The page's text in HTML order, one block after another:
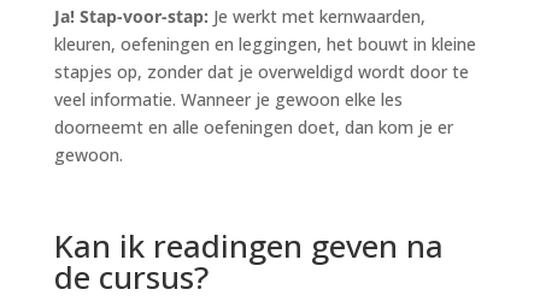
Ja! Stap-voor-stap: Je werkt met kernwaarden,
kleuren, oefeningen en leggingen, het bouwt in kleine
stapjes op, zonder dat je overweldigd wordt door te
veel informatie. Wanneer je gewoon elke les
doorneemt en alle oefeningen doet, dan kom je er
gewoon.
Kan ik readingen geven na
de cursus?